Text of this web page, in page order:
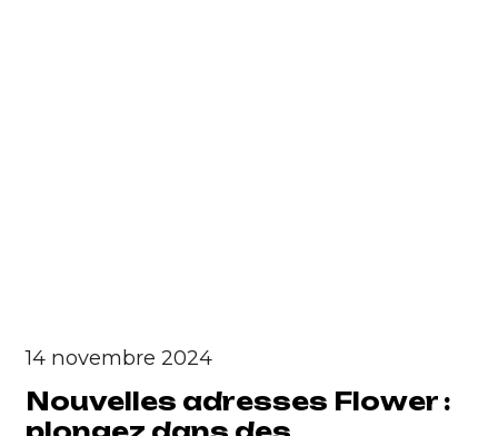
14 novembre 2024
Nouvelles adresses Flower :